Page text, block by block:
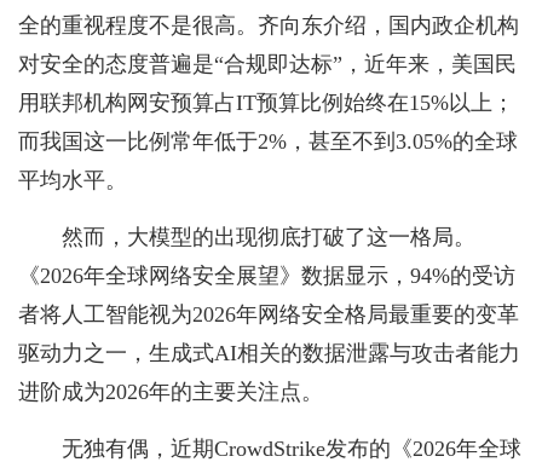
全的重视程度不是很高。齐向东介绍，国内政企机构
对安全的态度普遍是“合规即达标”，近年来，美国民
用联邦机构网安预算占IT预算比例始终在15%以上；
而我国这一比例常年低于2%，甚至不到3.05%的全球
平均水平。
然而，大模型的出现彻底打破了这一格局。
《2026年全球网络安全展望》数据显示，94%的受访
者将人工智能视为2026年网络安全格局最重要的变革
驱动力之一，生成式AI相关的数据泄露与攻击者能力
进阶成为2026年的主要关注点。
无独有偶，近期CrowdStrike发布的《2026年全球